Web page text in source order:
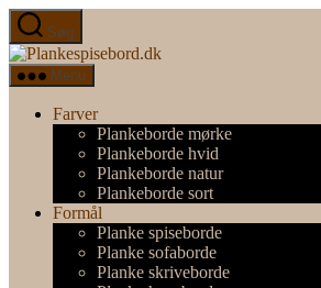
Spring
til
indholdet
Søg
Plankespisebord.dk
Menu
Farver
Plankeborde mørke
Plankeborde hvid
Plankeborde natur
Plankeborde sort
Formål
Planke spiseborde
Planke sofaborde
Planke skriveborde